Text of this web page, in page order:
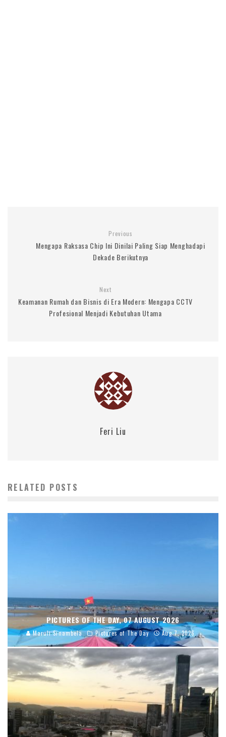
Previous
Mengapa Raksasa Chip Ini Dinilai Paling Siap Menghadapi
Dekade Berikutnya
Next
Keamanan Rumah dan Bisnis di Era Modern: Mengapa CCTV
Profesional Menjadi Kebutuhan Utama
Feri Liu
RELATED POSTS
PICTURES OF THE DAY, 07 AUGUST 2026
Maruli Sinambela Pictures of The Day Aug 7, 2026